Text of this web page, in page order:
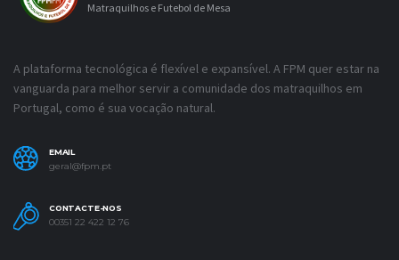
Matraquilhos e Futebol de Mesa
A plataforma tecnológica é flexível e expansível. A FPM quer estar na
vanguarda para melhor servir a comunidade dos matraquilhos em
Portugal, como é sua vocação natural.
EMAIL
geral@fpm.pt
CONTACTE-NOS
00351 22 422 12 76